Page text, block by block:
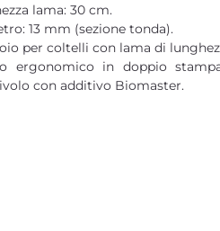
lama: 30 cm.
13 mm (sezione tonda).
per coltelli con lama di
ergonomico in doppio
con additivo Biomaster.